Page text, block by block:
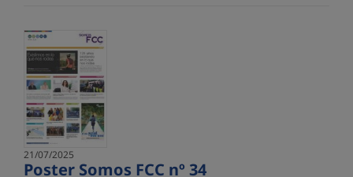
21/07/2025
Poster Somos FCC nº 34